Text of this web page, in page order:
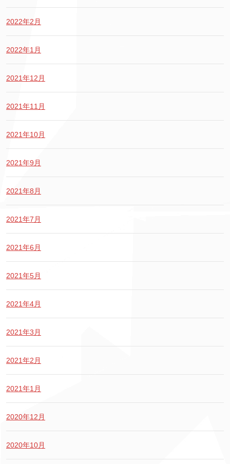
2022年2月
2022年1月
2021年12月
2021年11月
2021年10月
2021年9月
2021年8月
2021年7月
2021年6月
2021年5月
2021年4月
2021年3月
2021年2月
2021年1月
2020年12月
2020年10月